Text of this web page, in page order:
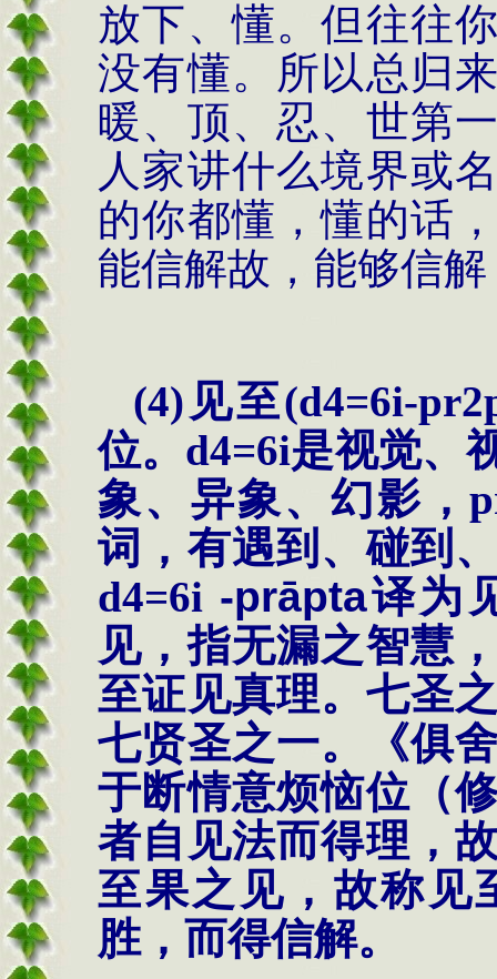
放下、懂。但往往
没有懂。所以总归
暖、顶、忍、世第
人家讲什么境界或
的你都懂，懂的话
能信解故，能够信
(4) 见至(d4=6i-
位。 d4=6i是视觉、
象、异象、幻影，
词，有遇到、碰到
d4=6i -prāpta译为
见，指无漏之智慧
至证见真理。七圣
七贤圣之一。《俱
于断情意烦恼位（
者自见法而得理，
至果之见 ，故称
胜，而得信解。